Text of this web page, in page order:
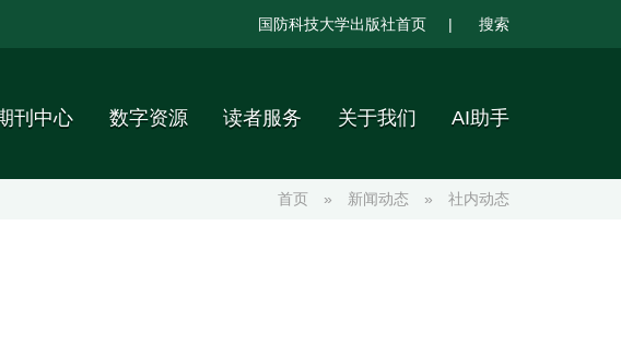
国防科技大学出版社首页 | 搜索
刊中心 数字资源 读者服务 关于我们 AI助手
首页 » 新闻动态 » 社内动态